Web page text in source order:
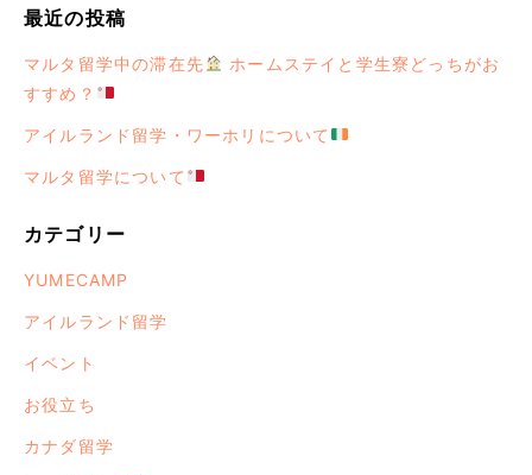
最近の投稿
マルタ留学中の滞在先
ホームステイと学生寮どっちがお
すすめ？
アイルランド留学・ワーホリについて
マルタ留学について
カテゴリー
YUMECAMP
アイルランド留学
イベント
お役立ち
カナダ留学